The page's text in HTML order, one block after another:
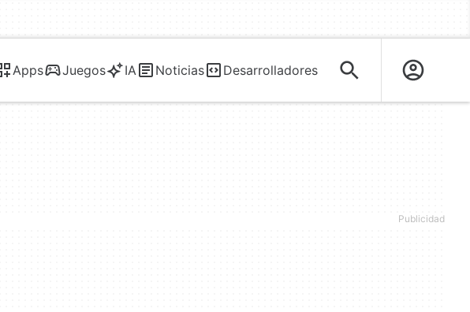
Apps Juegos IA Noticias Desarrolladores